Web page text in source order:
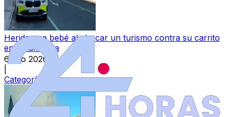
Herida una bebé al chocar un turismo contra su carrito
en Salamanca
6 ago 2026
Categoría:
Sucesos